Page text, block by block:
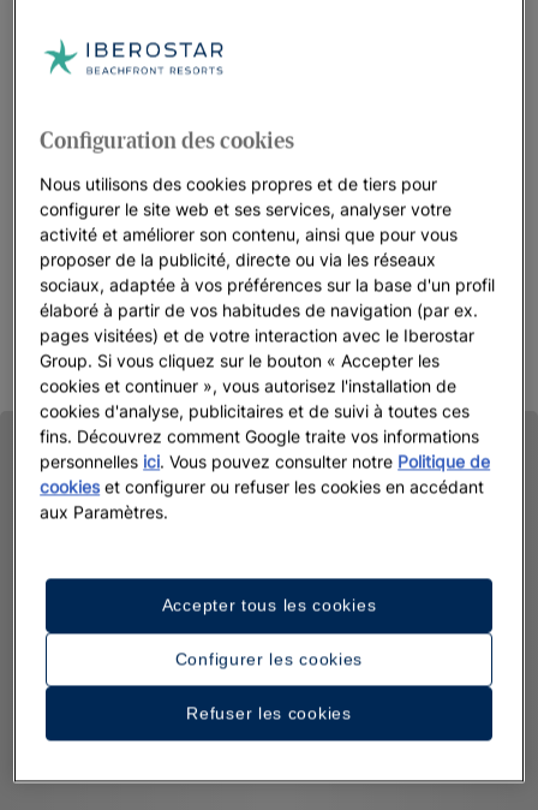
Configuration des cookies
Nous utilisons des cookies propres et de tiers pour
configurer le site web et ses services, analyser votre
activité et améliorer son contenu, ainsi que pour vous
proposer de la publicité, directe ou via les réseaux
sociaux, adaptée à vos préférences sur la base d'un profil
élaboré à partir de vos habitudes de navigation (par ex.
pages visitées) et de votre interaction avec le Iberostar
Group. Si vous cliquez sur le bouton « Accepter les
cookies et continuer », vous autorisez l'installation de
cookies d'analyse, publicitaires et de suivi à toutes ces
fins. Découvrez comment Google traite vos informations
personnelles ici. Vous pouvez consulter notre Politique de
cookies et configurer ou refuser les cookies en accédant
aux Paramètres.
Configurer les cookies
Refuser les cookies
Accepter tous les cookies